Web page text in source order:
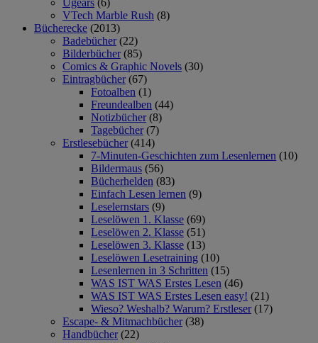
Ugears (6)
VTech Marble Rush (8)
Bücherecke (2013)
Badebücher (22)
Bilderbücher (85)
Comics & Graphic Novels (30)
Eintragbücher (67)
Fotoalben (1)
Freundealben (44)
Notizbücher (8)
Tagebücher (7)
Erstlesebücher (414)
7-Minuten-Geschichten zum Lesenlernen (10)
Bildermaus (56)
Bücherhelden (83)
Einfach Lesen lernen (9)
Leselernstars (9)
Leselöwen 1. Klasse (69)
Leselöwen 2. Klasse (51)
Leselöwen 3. Klasse (13)
Leselöwen Lesetraining (10)
Lesenlernen in 3 Schritten (15)
WAS IST WAS Erstes Lesen (46)
WAS IST WAS Erstes Lesen easy! (21)
Wieso? Weshalb? Warum? Erstleser (17)
Escape- & Mitmachbücher (38)
Handbücher (22)